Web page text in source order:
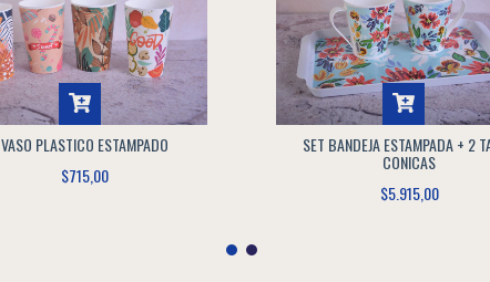
VASO PLASTICO ESTAMPADO
$715,00
SET BANDEJA ESTAMPADA + 2
CONICAS
$5.915,00